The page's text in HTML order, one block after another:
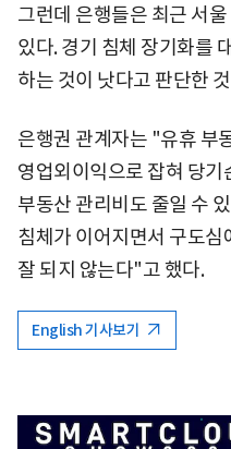
그런데 은행들은 최근 서
있다. 경기 침체 장기화를
하는 것이 낫다고 판단한
은행권 관계자는 "유휴 부
영업외이익으로 잡혀 당
부동산 관리비도 줄일 수
침체가 이어지면서 구도심
잘 되지 않는다"고 했다.
English 기사보기